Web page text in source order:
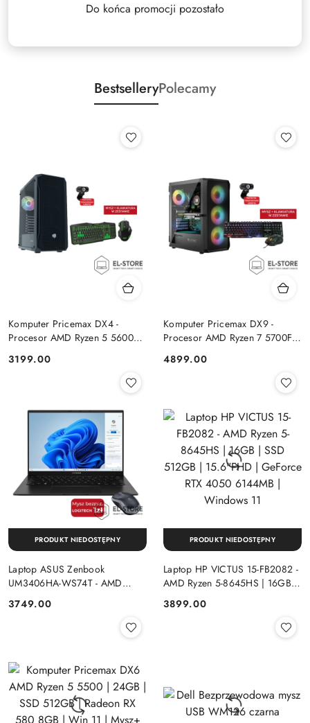
Do końca promocji pozostało
BestselleryPolecamy
Komputer Pricemax DX4 -
Procesor AMD Ryzen 5 5600G
512GB Win 11 PRO
Cena:
3199.00
Komputer Pricemax DX9 -
Procesor AMD Ryzen 7 5700F |
GeForce RTX 5050 8GB | Win
Cena:
4899.00
Laptop ASUS Zenbook
UM3406HA-WS74T - AMD
512GB | 14" OLED (1920x1200)
Cena:
3749.00
PRODUKT NIEDOSTĘPNY
Laptop HP VICTUS 15-FB2082 -
AMD Ryzen 5-8645HS | 16GB |
GeForce RTX 4050 6144MB |
Cena:
3899.00
PRODUKT NIEDOSTĘPNY